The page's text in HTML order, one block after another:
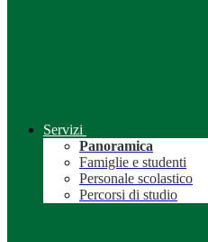
Servizi
Panoramica
Famiglie e studenti
Personale scolastico
Percorsi di studio